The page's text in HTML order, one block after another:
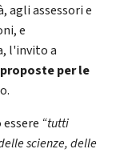
agli assessori e
e
l'invito a
proposte per le
“tutti
scienze, delle